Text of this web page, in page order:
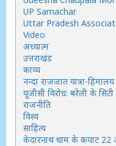
UP Samachar
Uttar Pradesh
Video
अध्यात्म
उत्तराखंड
काव्य
नन्दा राजजात यात्रा-हिमालय
यूजीसी विरोध: बरेली के सिटी
राजनीति
विश्व
साहित्य
केदारनाथ धाम के कपाट